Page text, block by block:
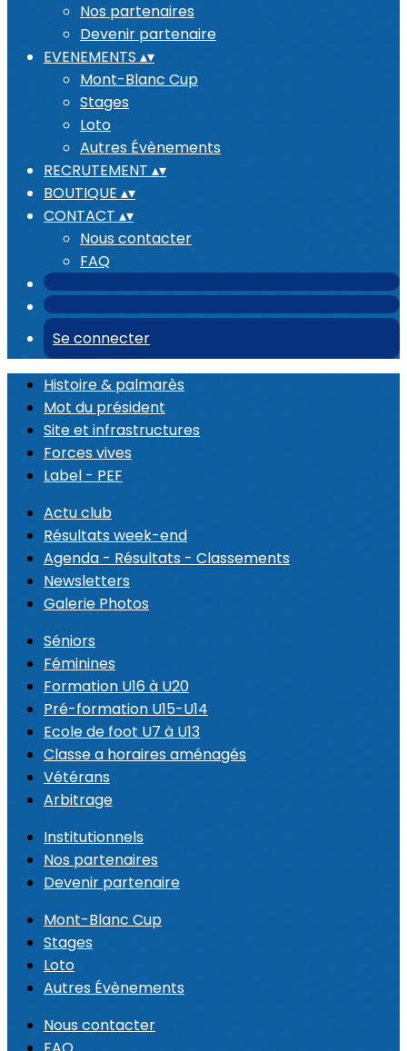
Nos partenaires
Devenir partenaire
EVENEMENTS ▴▾
Mont-Blanc Cup
Stages
Loto
Autres Évènements
RECRUTEMENT ▴▾
BOUTIQUE ▴▾
CONTACT ▴▾
Nous contacter
FAQ
Se connecter
Histoire & palmarès
Mot du président
Site et infrastructures
Forces vives
Label - PEF
Actu club
Résultats week-end
Agenda - Résultats - Classements
Newsletters
Galerie Photos
Séniors
Féminines
Formation U16 à U20
Pré-formation U15-U14
Ecole de foot U7 à U13
Classe a horaires aménagés
Vétérans
Arbitrage
Institutionnels
Nos partenaires
Devenir partenaire
Mont-Blanc Cup
Stages
Loto
Autres Évènements
Nous contacter